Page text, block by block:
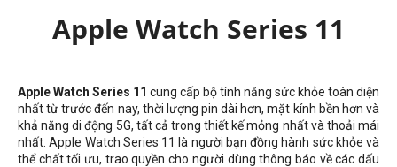
Apple Watch Series 11
Apple Watch Series 11 cung cấp bộ tính năng sức khỏe toàn diện
nhất từ ​​trước đến nay, thời lượng pin dài hơn, mặt kính bền hơn và
khả năng di động 5G, tất cả trong thiết kế mỏng nhất và thoải mái
nhất. Apple Watch Series 11 là người bạn đồng hành sức khỏe và
thể chất tối ưu, trao quyền cho người dùng thông báo về các dấu